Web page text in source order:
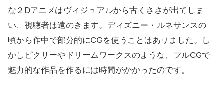
な２Dアニメはヴィジュアルから古くささが出てしま
い、視聴者は遠のきます。ディズニー・ルネサンスの
頃から作中で部分的にCGを使うことはありました。し
かしピクサーやドリームワークスのような、フルCGで
魅力的な作品を作るには時間がかかったのです。